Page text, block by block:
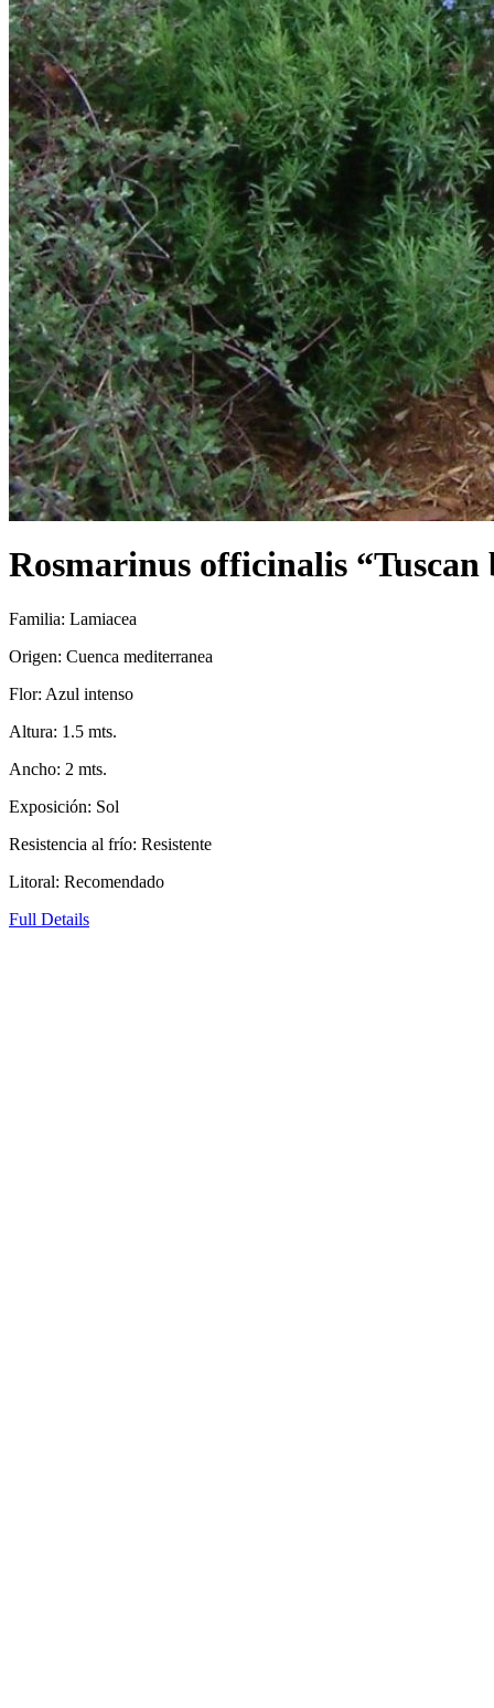
Rosmarinus officinalis “Tuscan
Familia: Lamiacea
Origen: Cuenca mediterranea
Flor: Azul intenso
Altura: 1.5 mts.
Ancho: 2 mts.
Exposición: Sol
Resistencia al frío: Resistente
Litoral: Recomendado
Full Details